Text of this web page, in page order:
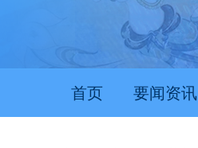
首页 要闻资讯